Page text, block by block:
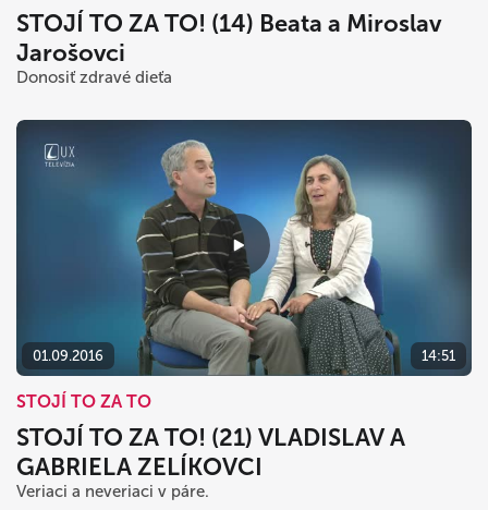
STOJÍ TO ZA TO! (14) Beata a Miroslav
Jarošovci
Donosiť zdravé dieťa
01.09.2016 14:51
STOJÍ TO ZA TO
STOJÍ TO ZA TO! (21) VLADISLAV A
GABRIELA ZELÍKOVCI
Veriaci a neveriaci v páre.